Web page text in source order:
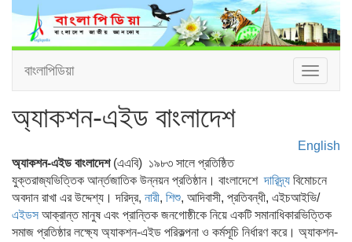
Toggle
বাংলাপিডিয়া
অ্যাকশন-এইড বাংলাদেশ
English
অ্যাকশন-এইড বাংলাদেশ(এএবি) ১৯৮৩ সালে প্রতিষ্ঠিত
যুক্তরাজ্যভিত্তিক আর্ন্তজাতিক উন্নয়ন প্রতিষ্ঠান। বাংলাদেশেদারিদ্র্য বিমোচনে
অবদান রাখা এর উদ্দেশ্য। দরিদ্র, নারী, শিশু, আদিবাসী, প্রতিবন্ধী, এইচআইভি/
এইডস আক্রান্ত মানুষ এবং প্রান্তিক জনগোষ্ঠীকে নিয়ে একটি সমানাধিকারভিত্তিক
সমাজ প্রতিষ্ঠার লক্ষ্যে অ্যাকশন-এইড পরিকল্পনা ও কর্মসূচি নির্ধারণ করে। অ্যাকশন-